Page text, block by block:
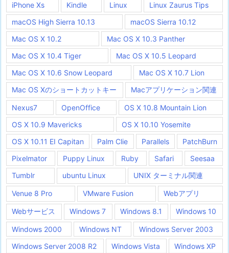
iPhone Xs
Kindle Linux
Linux Zaurus Tips
macOS High Sierra 10.13
macOS Sierra 10.12
Mac OS X 10.2
Mac OS X 10.3 Panther
Mac OS X 10.4 Tiger
Mac OS X 10.5 Leopard
Mac OS X 10.6 Snow Leopard
Mac OS X 10.7 Lion
Mac OS Xのショートカットキー
Macアプリケーション関連
Nexus7 OpenOffice
OS X 10.8 Mountain Lion
OS X 10.9 Mavericks
OS X 10.10 Yosemite
OS X 10.11 EI Capitan
Palm Clie Parallels
PatchBurn
Pixelmator
Puppy Linux Ruby Safari
Seesaa
Tumblr
ubuntu Linux UNIX ターミナル関連
Venue 8 Pro VMware Fusion Webアプリ
Webサービス Windows 7 Windows 8.1 Windows 10
Windows 2000 Windows NT
Windows Server 2003
Windows Server 2008 R2
Windows Vista
Windows XP